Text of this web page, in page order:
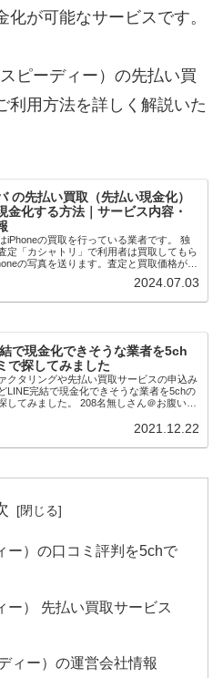
が可能なサービスです。
ピーディー）の先払い買
利用方法を詳しく解説いた
の先払い買取（先払い現金化）
金化する方法｜サービス内容・
iPhoneの買取を行っている業者です。 独
定「カシャトリ」で利用者は買取してもら
の写真を送ります。査定と買取価格が確
）が可能です。 本記事で...
2024.07.03
で現金化できそうな業者を5ch
で探してみました
クタリングや先払い買取サービスの申込み
LINE完結で現金化できそうな業者を5chの
してみました。 208名無しさん＠お腹いっ
2021.12.22
ー）の口コミ評判を5chで
ー） 先払い買取サービス
ィー）の運営会社情報